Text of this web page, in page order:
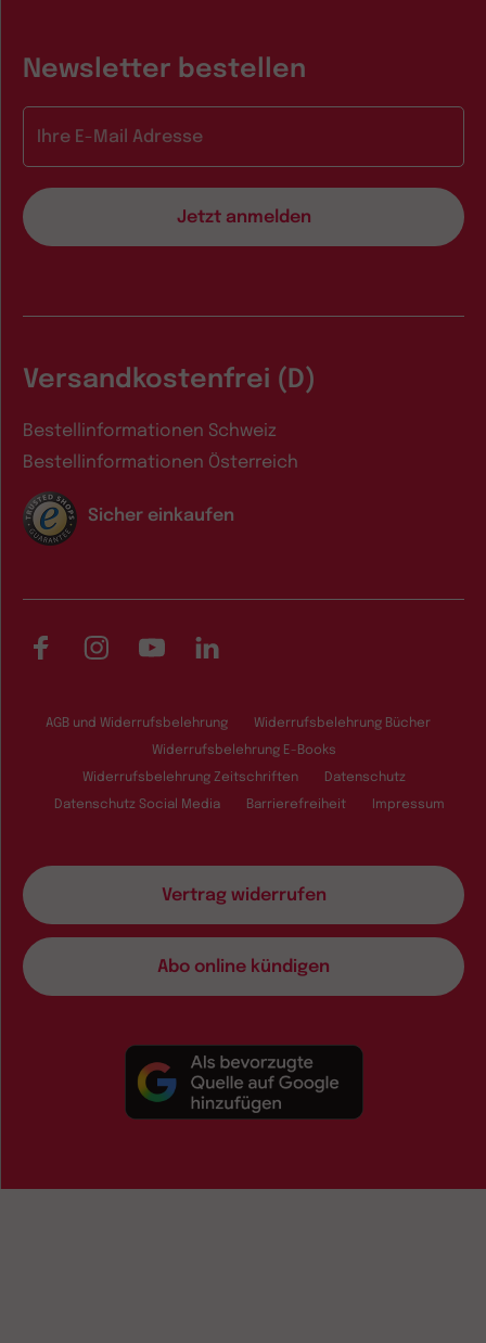
Newsletter bestellen
Versandkostenfrei (D)
Bestellinformationen Schweiz
Bestellinformationen Österreich
Sicher einkaufen
FacebookInstagramYouTubeLinkedIn
AGB und Widerrufsbelehrung Widerrufsbelehrung Bücher
Widerrufsbelehrung E-Books
Widerrufsbelehrung Zeitschriften Datenschutz
Datenschutz Social Media Barrierefreiheit Impressum
Vertrag widerrufen
Abo online kündigen